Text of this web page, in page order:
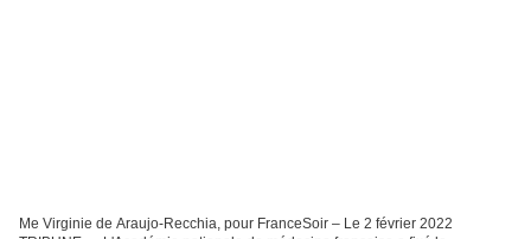
Me Virginie de Araujo-Recchia, pour FranceSoir – Le 2 février 2022